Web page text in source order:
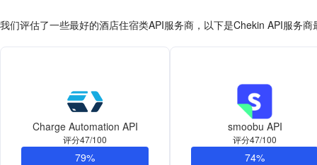
我们评估了一些最好的酒店住宿类API服务商，以下是Chekin API服务商
Charge Automation API
评分47/100
79%
smoobu API
评分47/100
74%